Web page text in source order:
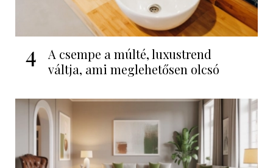
4
A csempe a múlté, luxustrend
váltja, ami meglehetősen olcsó